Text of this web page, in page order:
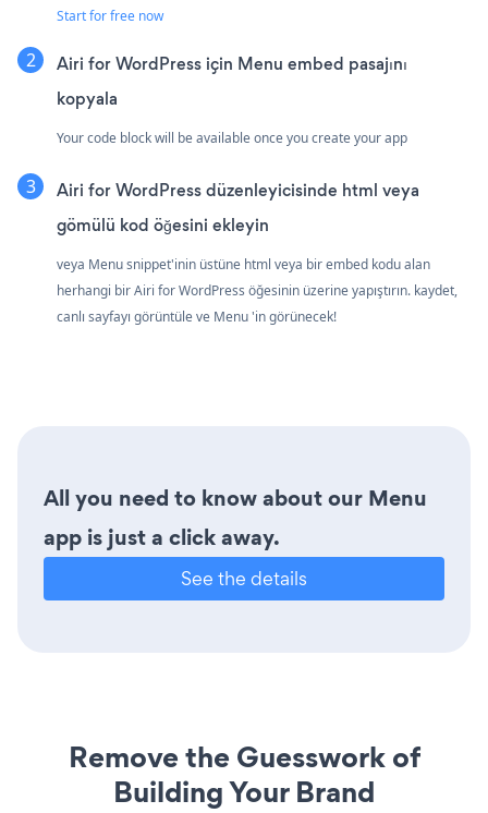
Start for free now
Airi for WordPress için Menu embed pasajını
kopyala
Your code block will be available once you create your app
Airi for WordPress düzenleyicisinde html veya
gömülü kod öğesini ekleyin
veya Menu snippet'inin üstüne html veya bir embed kodu alan
herhangi bir Airi for WordPress öğesinin üzerine yapıştırın. kaydet,
canlı sayfayı görüntüle ve Menu 'in görünecek!
All you need to know about our Menu
app is just a click away.
See the details
Remove the Guesswork of
Building Your Brand